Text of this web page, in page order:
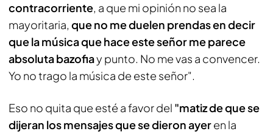
contracorriente, a que mi opinión no sea la
mayoritaria, que no me duelen prendas en decir
que la música que hace este señor me parece
absoluta bazofiay punto. No me vas a convencer.
Yo no trago la música de este señor".
Eso no quita que esté a favor del "matiz de que se
dijeran los mensajes que se dieron ayeren la